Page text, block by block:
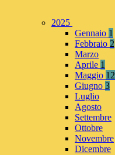
2025
Gennaio 1
Febbraio 2
Marzo
Aprile 1
Maggio 12
Giugno 3
Luglio
Agosto
Settembre
Ottobre
Novembre
Dicembre